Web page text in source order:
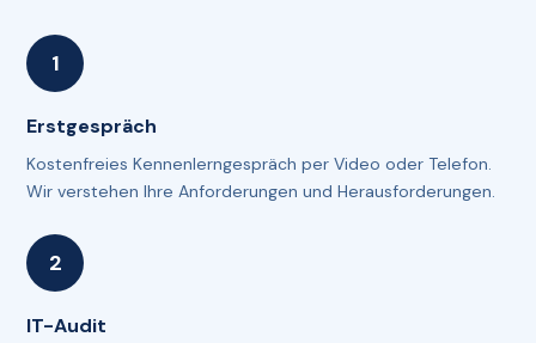
Erstgespräch
Kostenfreies Kennenlerngespräch per Video oder Telefon.
Wir verstehen Ihre Anforderungen und Herausforderungen.
IT-Audit